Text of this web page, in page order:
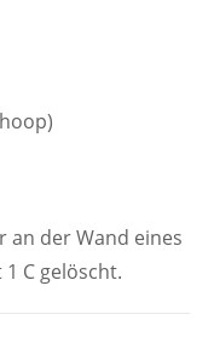
an der Wand eines
C gelöscht.